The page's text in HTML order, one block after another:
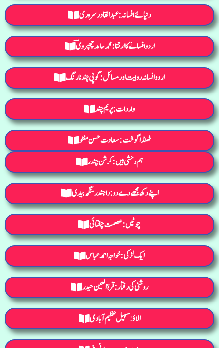
دنیائے افسانہ : عبدالقادر سروری
اردو افسانے کا ارتقا: محمد حامد چھپرویؔ
اردو افسانہ روایت اور مسائل : گوپی چند نارنگ
واردات: پریم چند
ٹھنڈا گوشت: سعادت حسن منٹو
ہم وحشی ہیں: کرشن چندر
اپنے دکھ مجھے دے دو: راجندرسنگھ بیدی
چوٹیں: عصمت چغتائی
ایک لڑکی: خواجہ احمد عباس
روشنی کی رفتار: قرۃ العین حیدر
الاؤ: سہیل عظیم آبادی